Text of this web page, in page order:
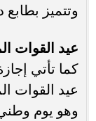
وتتميز
عيد القوات
عيد القوات
وهو يوم